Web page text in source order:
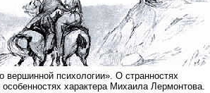
вершинной психологии». О странностях
характера Михаила Лермонтова.